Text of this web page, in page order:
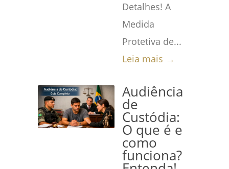
Detalhes! A
Medida
Protetiva de...
Leia mais →
Audiência
de
Custódia:
O que é e
como
funciona?